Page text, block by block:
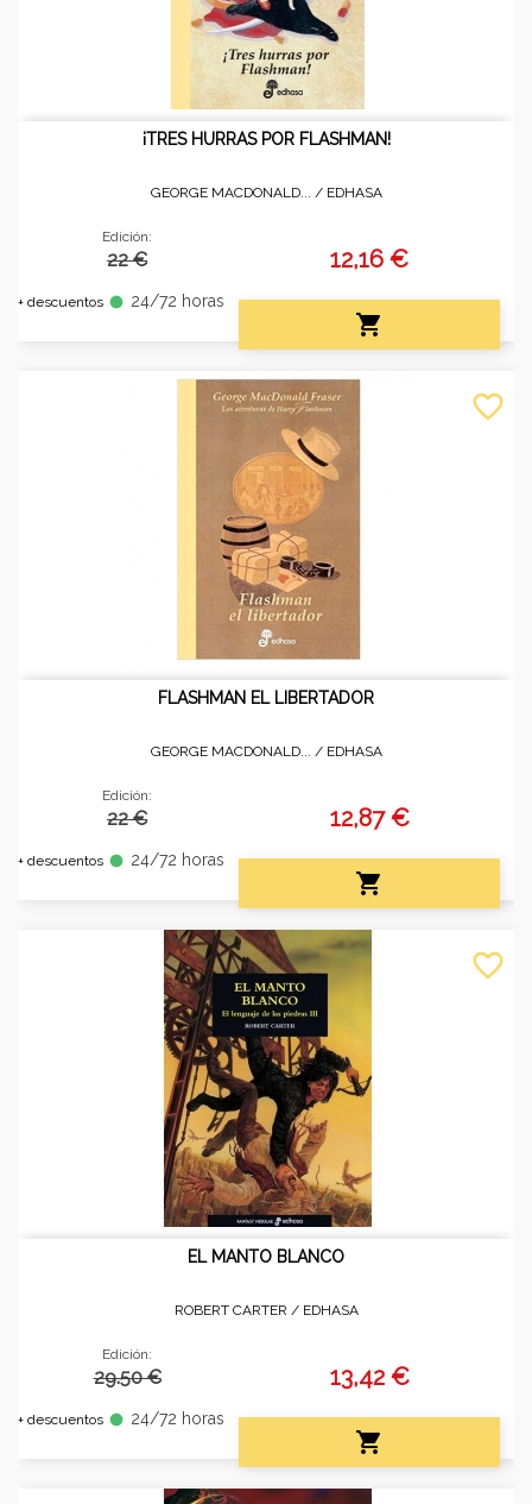
¡TRES HURRAS POR FLASHMAN!
GEORGE MACDONALD... / EDHASA
Edición:
22 €
+ descuentos fiber_manual_record 24/72 horas
12,16 €

FLASHMAN EL LIBERTADOR
GEORGE MACDONALD... / EDHASA
Edición:
22 €
+ descuentos fiber_manual_record 24/72 horas
12,87 €

favorite_border
EL MANTO BLANCO
ROBERT CARTER / EDHASA
Edición:
29.50 €
+ descuentos fiber_manual_record 24/72 horas
13,42 €

favorite_border